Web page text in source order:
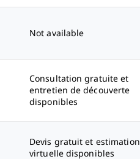
Not available
Consultation gratuite et
entretien de découverte
disponibles
Devis gratuit et estimation
virtuelle disponibles